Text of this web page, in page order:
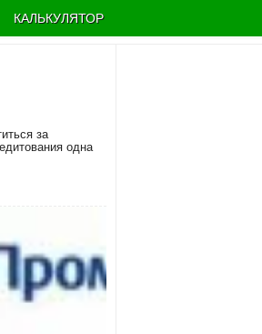
КАЛЬКУЛЯТОР
за
одна